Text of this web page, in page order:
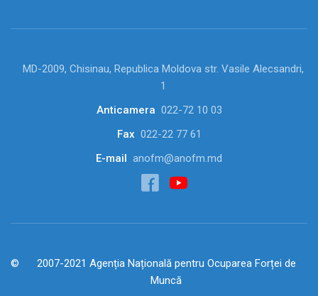
MD-2009, Chisinau, Republica Moldova str. Vasile Alecsandri,
1
Anticamera 022-72 10 03
Fax 022-22 77 61
E-mail anofm@anofm.md
2007-2021 Agenția Națională pentru Ocuparea Forței de
Muncă